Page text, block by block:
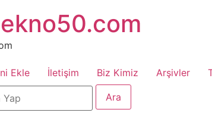
Ekle İletişim Biz Kimiz Arşivler